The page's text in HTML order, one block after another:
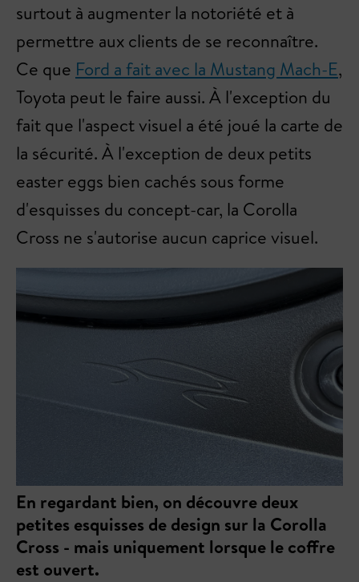
surtout à augmenter la notoriété et à
permettre aux clients de se reconnaître.
Ce que Ford a fait avec la Mustang Mach-E,
Toyota peut le faire aussi. À l'exception du
fait que l'aspect visuel a été joué la carte de
la sécurité. À l'exception de deux petits
easter eggs bien cachés sous forme
d'esquisses du concept-car, la Corolla
Cross ne s'autorise aucun caprice visuel.
En regardant bien, on découvre deux
petites esquisses de design sur la Corolla
Cross - mais uniquement lorsque le coffre
est ouvert.